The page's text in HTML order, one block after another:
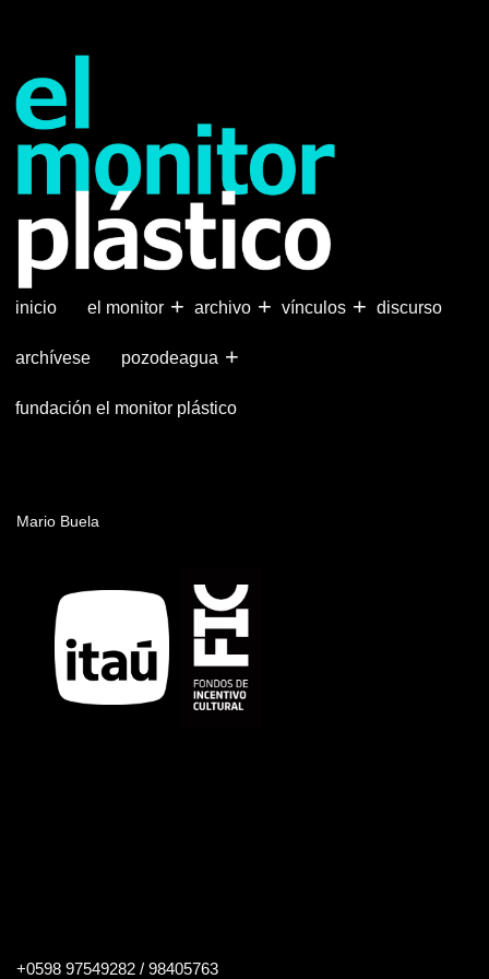
principal
inicio +
el monitor +
archivo +
vínculos discurso
archívese +
pozodeagua
fundación el monitor plástico
Mario Buela
+0598 97549282 / 98405763